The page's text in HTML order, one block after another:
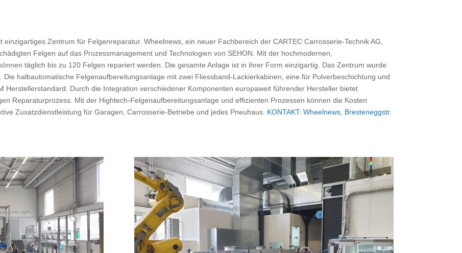
einzigartiges Zentrum für Felgenreparatur. Wheelnews, ein neuer Fachbereich der CARTEC Carrosserie-Technik AG,
Felgen auf das Prozessmanagement und Technologien von SEHON. Mit der hochmodernen,
täglich bis zu 120 Felgen repariert werden. Die gesamte Anlage ist in ihrer Form einzigartig. Das Zentrum wurde
halbautomatische Felgenaufbereitungsanlage mit zwei Fliessband-Lackierkabinen, eine für Pulverbeschichtung und
Herstellerstandard. Durch die Integration verschiedener Komponenten europaweit führender Hersteller bietet
Reparaturprozess. Mit der Hightech-Felgenaufbereitungsanlage und effizienten Prozessen können die Kosten
Zusatzdienstleistung für Garagen, Carrosserie-Betriebe und jedes Pneuhaus. KONTAKT: Wheelnews, Bresteneggstr.